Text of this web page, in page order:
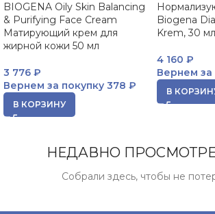
BIOGENA Oily Skin Balancing
& Purifying Face Cream
Матирующий крем для
жирной кожи 50 мл
3 776 ₽
Вернем за покупку 378 ₽
В КОРЗИНУ
Biogena
Krem, 30
4 160 ₽
Вернем за
В
НЕДАВНО
Собрали здесь, чтобы не